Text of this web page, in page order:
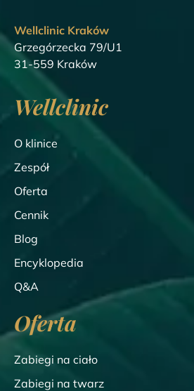
Wellclinic Kraków
Grzegórzecka 79/U1
31-559 Kraków
Wellclinic
O klinice
Zespół
Oferta
Cennik
Blog
Encyklopedia
Q&A
Oferta
Zabiegi na ciało
Zabiegi na twarz